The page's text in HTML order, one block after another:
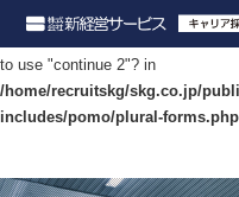
: "continue" targeting
to use "continue 2"? in
/home/recruitskg/skg.co.jp/
includes/pomo/plural-forms.php